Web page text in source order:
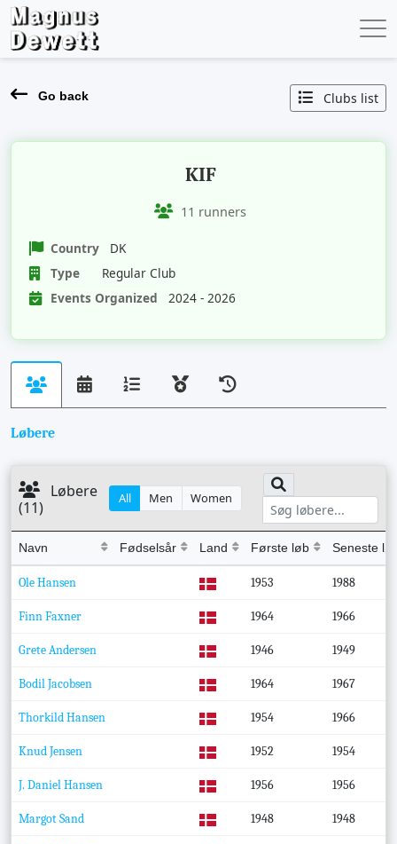
Go back Clubs list
KIF
11 runners
Country
DK
Type
Regular Club
Events Organized
2024 - 2026
Løbere
Løbere
(11)
All Men Women
Navn Fødselsår Land Første løb Seneste
Ole Hansen 1953 1988
Finn Faxner 1964 1966
Grete Andersen 1946 1949
Bodil Jacobsen 1964 1967
Thorkild Hansen 1954 1966
Knud Jensen 1952 1954
J. Daniel Hansen 1956 1956
Margot Sand 1948 1948